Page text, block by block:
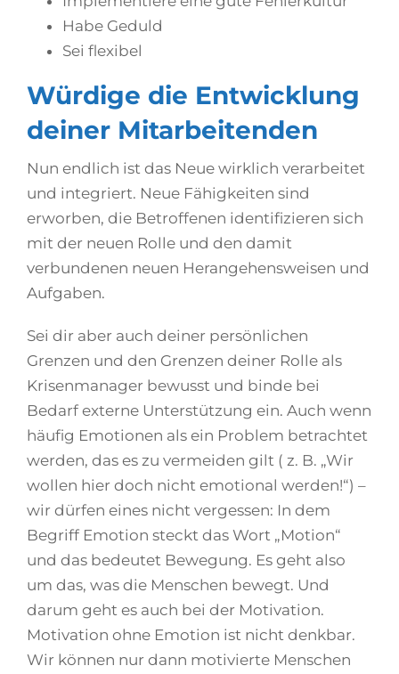
Habe Geduld
Sei flexibel
Würdige die Entwicklung
deiner Mitarbeitenden
Nun endlich ist das Neue wirklich verarbeitet
und integriert. Neue Fähigkeiten sind
erworben, die Betroffenen identifizieren sich
mit der neuen Rolle und den damit
verbundenen neuen Herangehensweisen und
Aufgaben.
Sei dir aber auch deiner persönlichen
Grenzen und den Grenzen deiner Rolle als
Krisenmanager bewusst und binde bei
Bedarf externe Unterstützung ein. Auch wenn
häufig Emotionen als ein Problem betrachtet
werden, das es zu vermeiden gilt ( z. B. „Wir
wollen hier doch nicht emotional werden!“) –
wir dürfen eines nicht vergessen: In dem
Begriff Emotion steckt das Wort „Motion“
und das bedeutet Bewegung. Es geht also
um das, was die Menschen bewegt. Und
darum geht es auch bei der Motivation.
Motivation ohne Emotion ist nicht denkbar.
Wir können nur dann motivierte Menschen